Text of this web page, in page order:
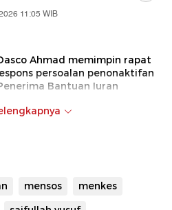
11:05 WIB
Ahmad memimpin rapat
persoalan penonaktifan
Bantuan Iuran
Sadikin, Menteri Sosial
Statistik (BPS) Amalia
mensos
menkes